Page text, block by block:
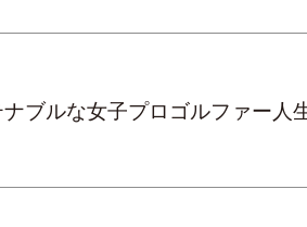
ブルな女子プロゴルファー人